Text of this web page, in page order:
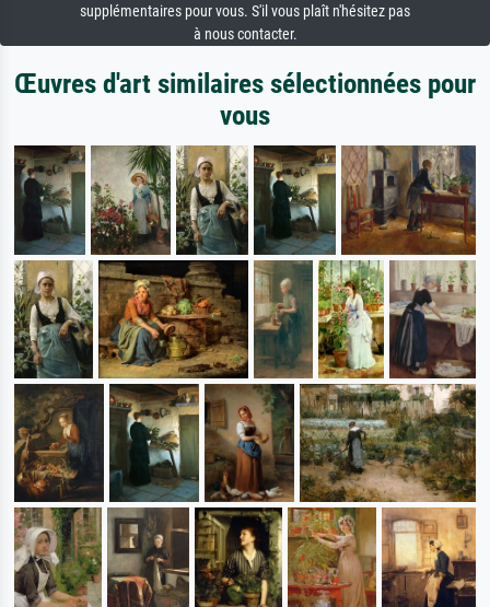
supplémentaires pour vous. S'il vous plaît n'hésitez pas
à nous contacter.
Œuvres d'art similaires sélectionnées pour
vous